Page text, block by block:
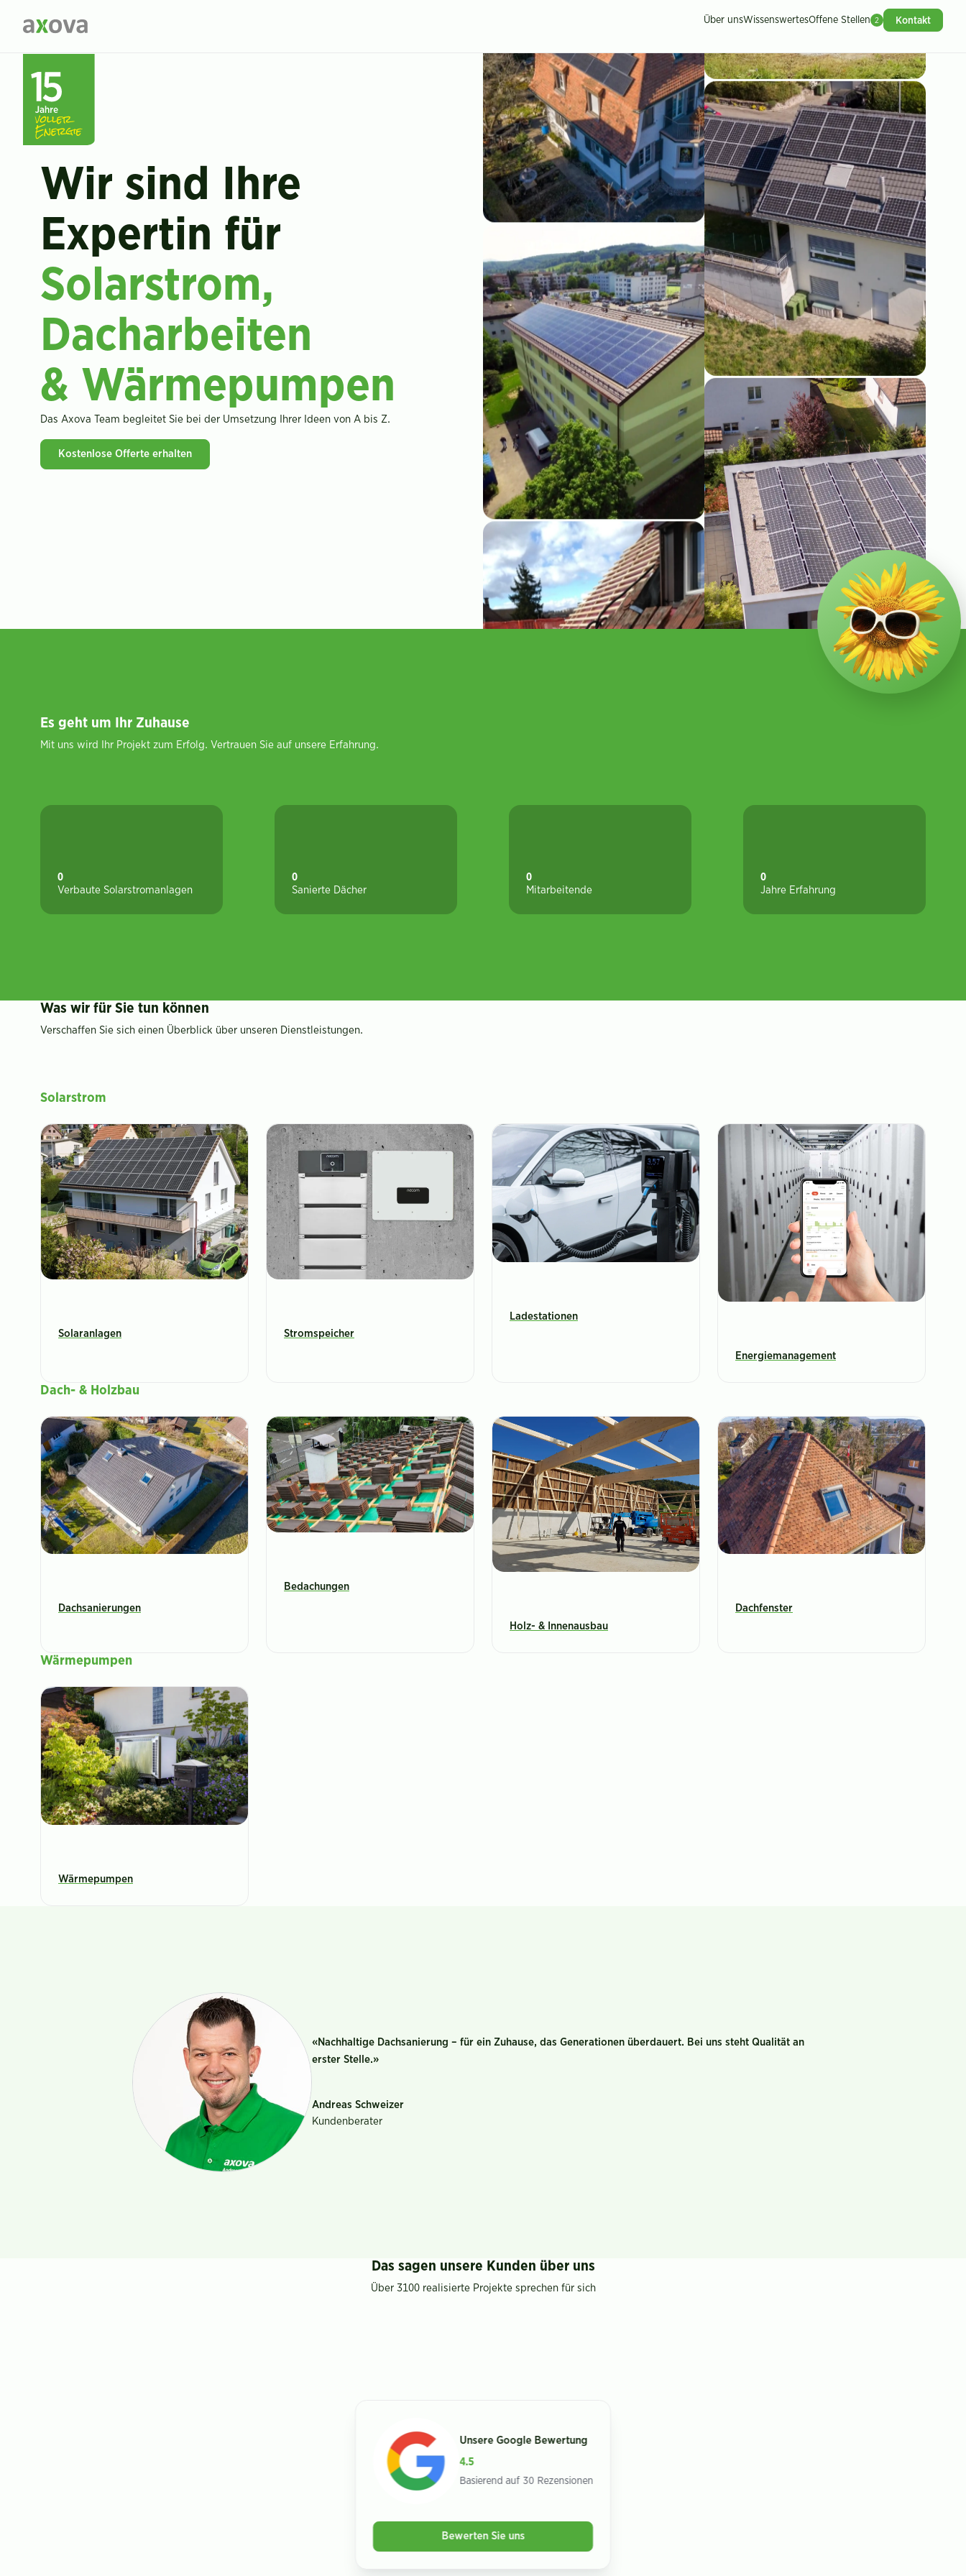
Über unsWissenswertesOffene Stellen 2 Kontakt
Wir sind Ihre
Expertin für
Solarstrom,
Dacharbeiten
& Wärmepumpen
Das Axova Team begleitet Sie bei der Umsetzung Ihrer Ideen von A bis Z.
Kostenlose Offerte erhalten
Es geht um Ihr Zuhause
Mit uns wird Ihr Projekt zum Erfolg. Vertrauen Sie auf unsere Erfahrung.
0
Verbaute Solarstromanlagen
0
Sanierte Dächer
0
Mitarbeitende
0
Jahre Erfahrung
Was wir für Sie tun können
Verschaffen Sie sich einen Überblick über unseren Dienstleistungen.
Solarstrom
Solaranlagen Stromspeicher
Ladestationen
Energiemanagement
Dach- & Holzbau
Dachsanierungen
Bedachungen
Holz- & Innenausbau
Dachfenster
Wärmepumpen
Wärmepumpen
«Nachhaltige Dachsanierung – für ein Zuhause, das Generationen überdauert. Bei uns steht Qualität an
erster Stelle.»
Andreas Schweizer
Kundenberater
Das sagen unsere Kunden über uns
Über 3100 realisierte Projekte sprechen für sich
Unsere Google Bewertung
4.5
Basierend auf 30 Rezensionen
Bewerten Sie uns
Haben Sie Fragen?